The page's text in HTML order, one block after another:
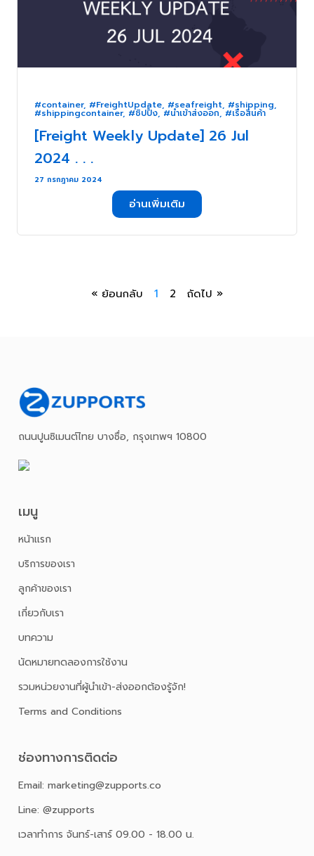
#container, #FreightUpdate, #seafreight, #shipping,
#shippingcontainer, #ชิปปิ้ง,#นำเข้าส่งออก,#เรือสินค้า
[Freight Weekly Update] 26 Jul
2024 . . .
27 กรกฎาคม 2024
อ่านเพิ่มเติม
« ย้อนกลับ 1 2 ถัดไป »
ถนนปูนซิเมนต์ไทย บางซื่อ, กรุงเทพฯ 10800
เมนู
หน้าเเรก
บริการของเรา
ลูกค้าของเรา
เกี่ยวกับเรา
บทความ
นัดหมายทดลองการใช้งาน
รวมหน่วยงานที่ผู้นำเข้า-ส่งออกต้องรู้จัก!
Terms and Conditions
ช่องทางการติดต่อ
Email: marketing@zupports.co
Line: @zupports
เวลาทำการ จันทร์-เสาร์ 09.00 - 18.00 น.